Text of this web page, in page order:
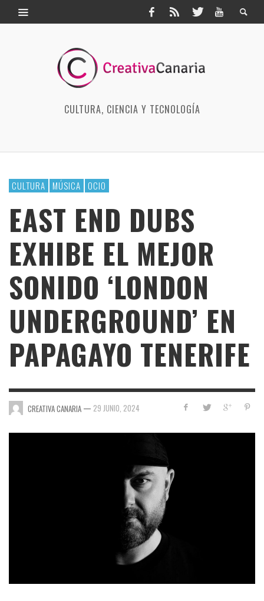
CULTURA, CIENCIA Y TECNOLOGÍA
CULTURA MÚSICA OCIO
EAST END DUBS
EXHIBE EL MEJOR
SONIDO ‘LONDON
UNDERGROUND’ EN
PAPAGAYO TENERIFE
CREATIVA CANARIA — 29 JUNIO, 2024